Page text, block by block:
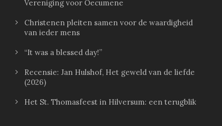
Vereniging voor Oecumene
Christenen pleiten samen voor de waardigheid
van ieder mens
“It was a blessed day!”
Recensie: Jan Hulshof, Het geweld van de liefde
(2026)
Het St. Thomasfeest in Hilversum: een terugblik